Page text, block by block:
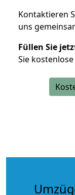
Kontaktieren
uns
Füllen Sie
Sie